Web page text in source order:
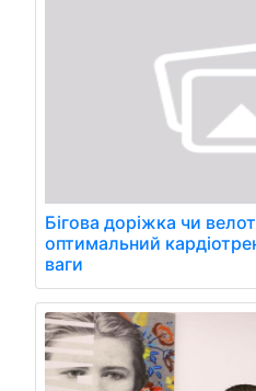
Бігова доріжка чи
оптимальний
ваги